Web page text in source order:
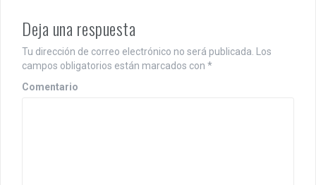
a
c
i
ó
Deja una respuesta
Tu dirección de correo electrónico no será publicada. Los
campos obligatorios están marcados con *
Comentario